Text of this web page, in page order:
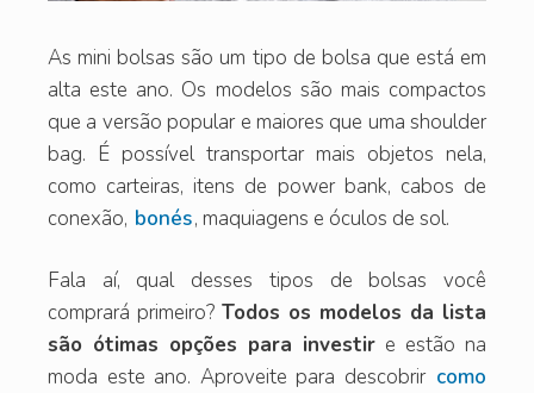
As mini bolsas são um tipo de bolsa que está em
alta este ano. Os modelos são mais compactos
que a versão popular e maiores que uma shoulder
bag. É possível transportar mais objetos nela,
como carteiras, itens de power bank, cabos de
conexão, bonés, maquiagens e óculos de sol.
Fala aí, qual desses tipos de bolsas você
comprará primeiro? Todos os modelos da lista
são ótimas opções para investir e estão na
moda este ano. Aproveite para descobrir como